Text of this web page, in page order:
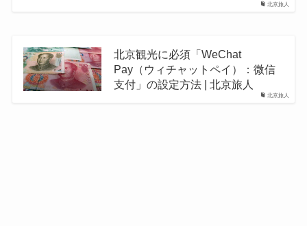
北京旅人
北京旅人
北京観光に必須「WeChat
Pay（ウィチャットペイ）：微信
支付」の設定方法 | 北京旅人